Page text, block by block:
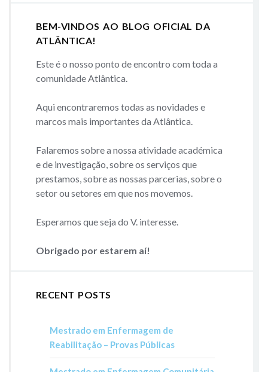
BEM-VINDOS AO BLOG OFICIAL DA
ATLÂNTICA!
Este é o nosso ponto de encontro com toda a
comunidade Atlântica.
Aqui encontraremos todas as novidades e
marcos mais importantes da Atlântica.
Falaremos sobre a nossa atividade académica
e de investigação, sobre os serviços que
prestamos, sobre as nossas parcerias, sobre o
setor ou setores em que nos movemos.
Esperamos que seja do V. interesse.
Obrigado por estarem aí!
RECENT POSTS
Mestrado em Enfermagem de
Reabilitação – Provas Públicas